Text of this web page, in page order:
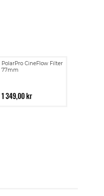
PolarPro CineFlow Filter
77mm
1 349,00 kr